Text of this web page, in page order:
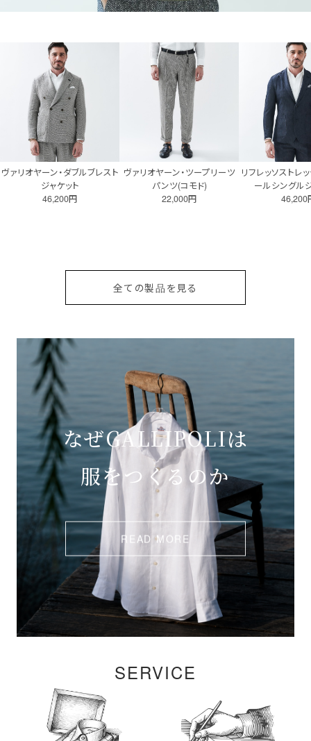
ヴァリオヤーン・ダブルブレスト
ジャケット
46,200円
ヴァリオヤーン・ツープリーツ
パンツ(コモド)
22,000円
リフレッソストレ
ールシングル
46,200
全ての製品を見る
なぜGALLIPOLIは
服をつくるのか
READ MORE
SERVICE